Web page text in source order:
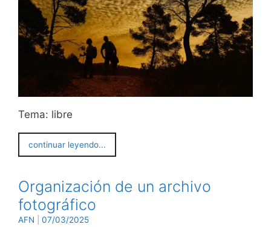
Tema: libre
continuar leyendo...
Organización de un archivo
fotográfico
AFN 07/03/2025